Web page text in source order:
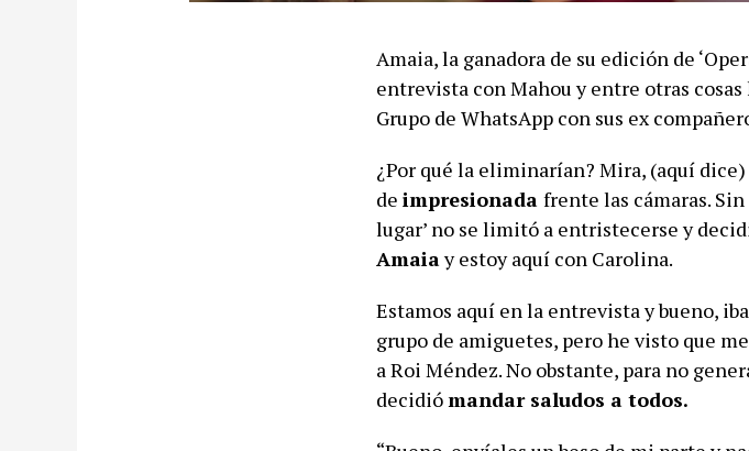
Amaia, la ganadora de su edición de
entrevista con Mahou y entre otras
Grupo de WhatsApp con sus ex
¿Por qué la eliminarían? Mira, (aquí
de impresionada frente las cámaras.
lugar’ no se limitó a entristecerse y
Amaiay estoy aquí con Carolina.
Estamos aquí en la entrevista y bueno,
grupo de amiguetes, pero he visto que
a Roi Méndez. No obstante, para no
decidiómandar saludos a todos.